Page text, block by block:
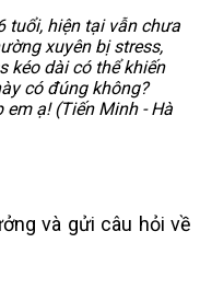
tuổi, hiện tại vẫn chưa
xuyên bị stress,
kéo dài có thể khiến
có đúng không?
ạ! (Tiến Minh - Hà
và gửi câu hỏi về